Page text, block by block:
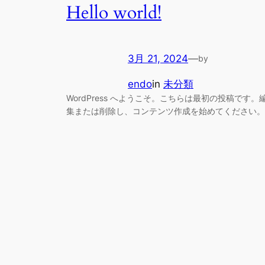
Hello world!
3月 21, 2024—by
endoin 未分類
WordPress へようこそ。こちらは最初の投稿です。
集または削除し、コンテンツ作成を始めてください。